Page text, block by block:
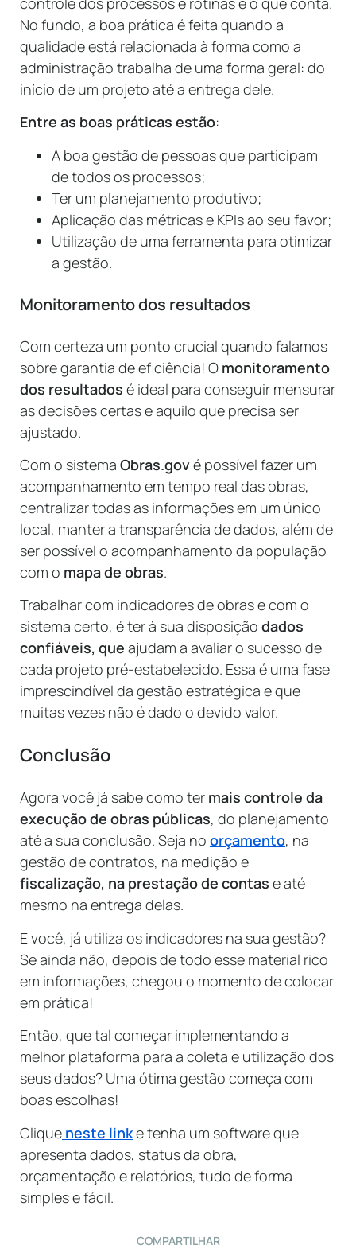
No fundo, a boa prática é feita quando a
qualidade está relacionada à forma como a
administração trabalha de uma forma geral: do
início de um projeto até a entrega dele.
Entre as boas práticas estão:
A boa gestão de pessoas que participam
de todos os processos;
Ter um planejamento produtivo;
Aplicação das métricas e KPIs ao seu favor;
Utilização de uma ferramenta para otimizar
a gestão.
Monitoramento dos resultados
Com certeza um ponto crucial quando falamos
sobre garantia de eficiência! O monitoramento
dos resultados é ideal para conseguir mensurar
as decisões certas e aquilo que precisa ser
ajustado.
Com o sistema Obras.gové possível fazer um
acompanhamento em tempo real das obras,
centralizar todas as informações em um único
local, manter a transparência de dados, além de
ser possível o acompanhamento da população
com o mapa de obras.
Trabalhar com indicadores de obras e com o
sistema certo, é ter à sua disposição dados
confiáveis, que ajudam a avaliar o sucesso de
cada projeto pré-estabelecido. Essa é uma fase
imprescindível da gestão estratégica e que
muitas vezes não é dado o devido valor.
Conclusão
Agora você já sabe como ter mais controle da
execução de obras públicas, do planejamento
até a sua conclusão. Seja no orçamento, na
gestão de contratos, na medição e
fiscalização, na prestação de contas e até
mesmo na entrega delas.
E você, já utiliza os indicadores na sua gestão?
Se ainda não, depois de todo esse material rico
em informações, chegou o momento de colocar
em prática!
Então, que tal começar implementando a
melhor plataforma para a coleta e utilização dos
seus dados? Uma ótima gestão começa com
boas escolhas!
Clique neste linke tenha um software que
apresenta dados, status da obra,
orçamentação e relatórios, tudo de forma
simples e fácil.
COMPARTILHAR